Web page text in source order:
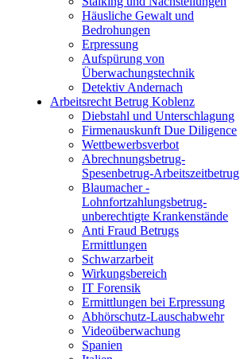
Häusliche Gewalt und
Bedrohungen
Erpressung
Aufspürung von
Überwachungstechnik
Detektiv Andernach
Arbeitsrecht Betrug Koblenz
Diebstahl und Unterschlagung
Firmenauskunft Due Diligence
Wettbewerbsverbot
Abrechnungsbetrug-
Spesenbetrug-Arbeitszeitbetrug
Blaumacher -
Lohnfortzahlungsbetrug-
unberechtigte Krankenstände
Anti Fraud Betrugs
Ermittlungen
Schwarzarbeit
Wirkungsbereich
IT Forensik
Ermittlungen bei Erpressung
Abhörschutz-Lauschabwehr
Videoüberwachung
Spanien